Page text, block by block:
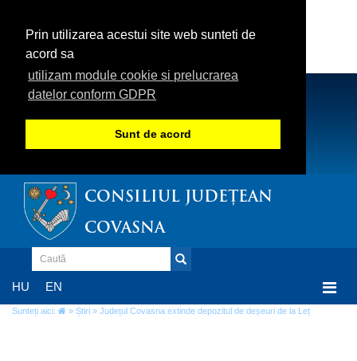
Prin utilizarea acestui site web sunteti de
acord sa
utilizam module cookie si prelucrarea
datelor conform GDPR
Sunt de acord
CONSILIUL JUDEȚEAN
COVASNA
HU EN
Sunteți aici: » Știri » Județul Covasna extinde depozitul de deșeuri de la Leț